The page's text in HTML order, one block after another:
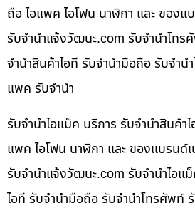
ถือ ไอแพค ไอโฟน นาฬิกา และ ของแ
รับจํานําแจ้งวัฒนะ.com รับจำนำโท
จำนำสินค้าไอที รับจำนำมือถือ รับจำน
แพค รับจำนำ
รับจำนำไอแม็ค บริการ รับจำนำสินค้า
แพค ไอโฟน นาฬิกา และ ของแบรนด์
รับจํานําแจ้งวัฒนะ.com รับจำนำไอแ
ไอที รับจำนำมือถือ รับจำนำโทรศัพท์